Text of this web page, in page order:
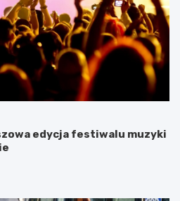
edycja festiwalu muzyki